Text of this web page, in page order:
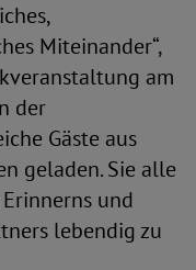
Miteinander“,
am
der
Gäste aus
geladen. Sie alle
und
lebendig zu